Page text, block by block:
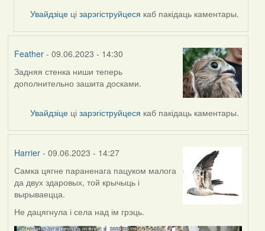
Увайдзіце цізарэгіструйцеся каб пакідаць каментары.
Feather- 09.06.2023 - 14:30
Задняя стенка ниши теперь
дополнительно зашита досками.
Увайдзіце цізарэгіструйцеся каб пакідаць каментары.
Harrier- 09.06.2023 - 14:27
Самка цягне параненага пацуком малога
да двух здаровых, той крычыць і
вырываецца.
Не дацягнула і села над ім грэць.